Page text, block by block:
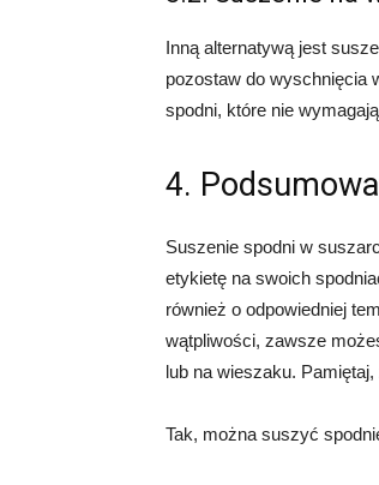
Inną alternatywą jest
pozostaw do wyschnięcia
spodni, które nie
4.
Suszenie spodni w
etykietę na swoich
również o odpowiedniej
wątpliwości, zawsze
lub na wieszaku.
Tak, można suszyć